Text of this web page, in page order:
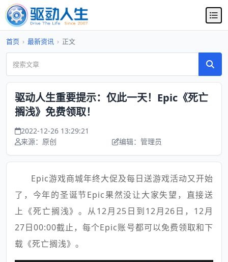
首页 › 最新资讯 › 正文
驱动人生重要提示：仅此一天！Epic《死亡
搁浅》免费领取！
2022-12-26 13:29:21
来源：原创
编辑：管理员
Epic游戏商城年终大促及每日送游戏活动又开始
了，今年的圣诞节Epic果然没让大家失望，直接送
上《死亡搁浅》。从12月25日到12月26日，12月
27日00:00截止，每个Epic账号都可以免费领取和下
载《死亡搁浅》。